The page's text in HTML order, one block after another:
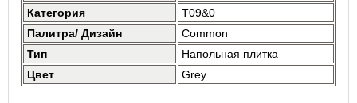
Категория
T09&0
Палитра/ Дизайн
Common
Тип
Напольная плитка
Цвет
Grey